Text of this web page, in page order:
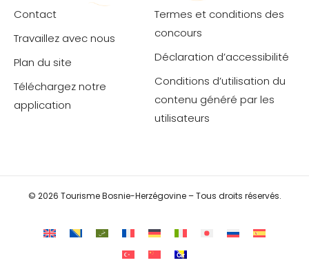
Contact
Travaillez avec nous
Plan du site
Téléchargez notre
application
Termes et conditions des
concours
Déclaration d’accessibilité
Conditions d’utilisation du
contenu généré par les
utilisateurs
© 2026 Tourisme Bosnie-Herzégovine – Tous droits réservés.